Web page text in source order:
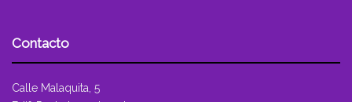
Contacto
Calle Malaquita, 5